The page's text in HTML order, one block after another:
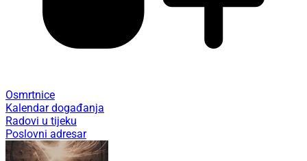
Osmrtnice
Kalendar događanja
Radovi u tijeku
Poslovni adresar